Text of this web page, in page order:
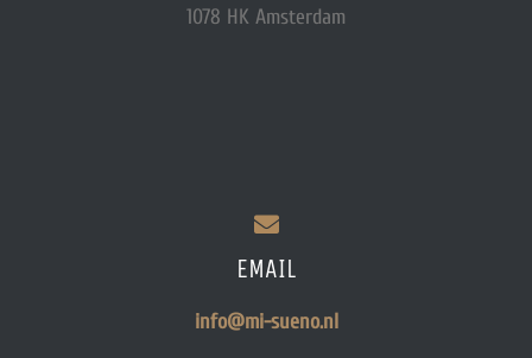
1078 HK Amsterdam
EMAIL
info@mi-sueno.nl